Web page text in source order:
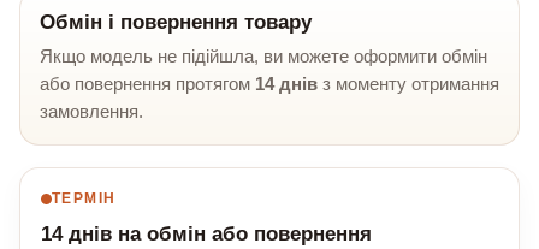
Обмін і повернення товару
Якщо модель не підійшла, ви можете оформити обмін
або повернення протягом 14 днів з моменту отримання
замовлення.
ТЕРМІН
14 днів на обмін або повернення